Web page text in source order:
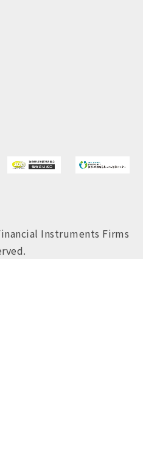
Instruments Firms